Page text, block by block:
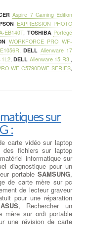
Aspire 7 Gaming Edition
EXPRESSION PHOTO
EB140T, TOSHIBA Portégé
WORKFORCE PRO WF-
,DELL Alienware 17
1L2,DELL Alienware 15 R3 ,
WF-C5790DWF SERIES,
sur
:
carte vidéo sur laptop
des fichiers sur laptop
informatique sur
diagnostique pour un
portable SAMSUNG,
de carte mère sur pc
de lecteur graveur
pour une réparation
ASUS, Rechercher un
mère sur ordi portable
une révision de carte